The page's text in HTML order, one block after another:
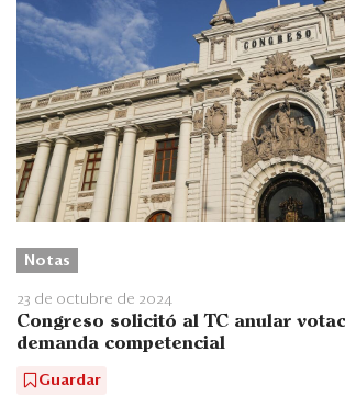
Notas
23 de octubre de 2024
Congreso solicitó al TC anular
demanda competencial
Guardar